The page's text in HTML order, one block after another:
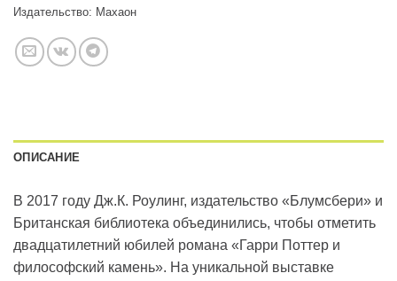
Издательство: Махаон
ОПИСАНИЕ
В 2017 году Дж.К. Роулинг, издательство «Блумсбери» и
Британская библиотека объединились, чтобы отметить
двадцатилетний юбилей романа «Гарри Поттер и
философский камень». На уникальной выставке